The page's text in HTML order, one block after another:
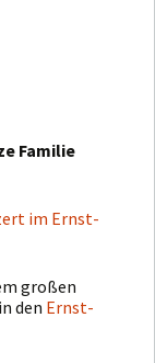
Familie
großen
den Ernst-